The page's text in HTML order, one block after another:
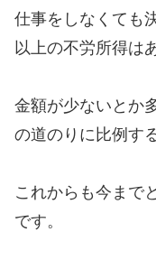
仕事をしなくても
以上の不労所得は
金額が少ないとか
の道のりに比例す
これからも今まで
です。